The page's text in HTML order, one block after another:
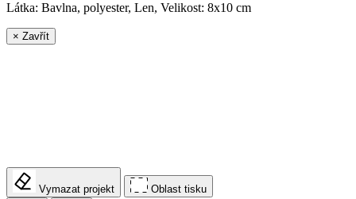
Látka: Bavlna, polyester, Len, Velikost: 8x10 cm
× Zavřít
Vymazat projekt Oblast tisku